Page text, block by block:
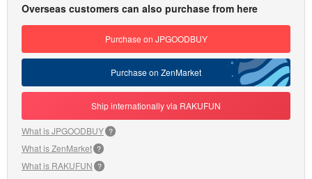
Overseas customers can also purchase from here
Purchase on JPGOODBUY
Purchase on ZenMarket
Ship internationally via RAKUFUN
What is JPGOODBUY ?
What is ZenMarket ?
What is RAKUFUN ?